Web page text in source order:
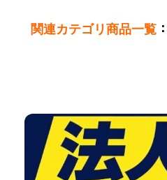
関連カテゴリ商品一覧 ：